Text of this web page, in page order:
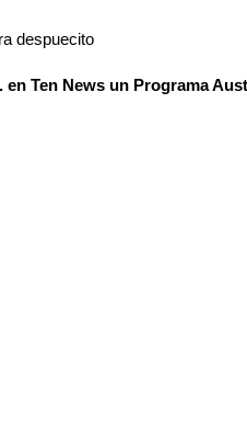
despuecito
Ten News un Programa